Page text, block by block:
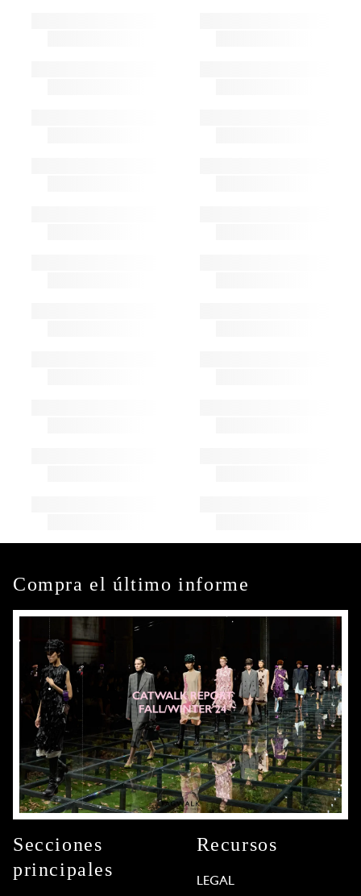
Compra el último informe
Secciones
principales
Recursos
LEGAL